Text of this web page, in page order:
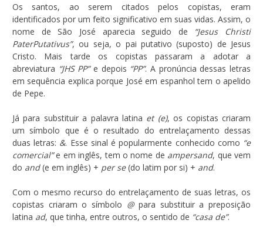
Os santos, ao serem citados pelos copistas, eram
identificados por um feito significativo em suas vidas. Assim, o
nome de São José aparecia seguido de “Jesus Christi
PaterPutativus”, ou seja, o pai putativo (suposto) de Jesus
Cristo. Mais tarde os copistas passaram a adotar a
abreviatura “JHS PP”e depois “PP”. A pronúncia dessas letras
em sequência explica porque José em espanhol tem o apelido
de Pepe.
Já para substituir a palavra latina et (e), os copistas criaram
um símbolo que é o resultado do entrelaçamento dessas
duas letras: &. Esse sinal é popularmente conhecido como “e
comercial”e em inglês, tem o nome de ampersand, que vem
do and(e em inglês) + per se(do latim por si) + and.
Com o mesmo recurso do entrelaçamento de suas letras, os
copistas criaram o símbolo @para substituir a preposição
latina ad, que tinha, entre outros, o sentido de “casa de”.